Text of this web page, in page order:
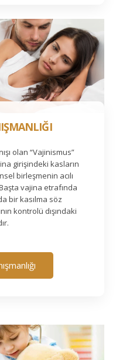
olan “Vajinismus”
girişindeki kasların
birleşmenin acılı
vajina etrafında
bir kasılma söz
kontrolü dışındaki